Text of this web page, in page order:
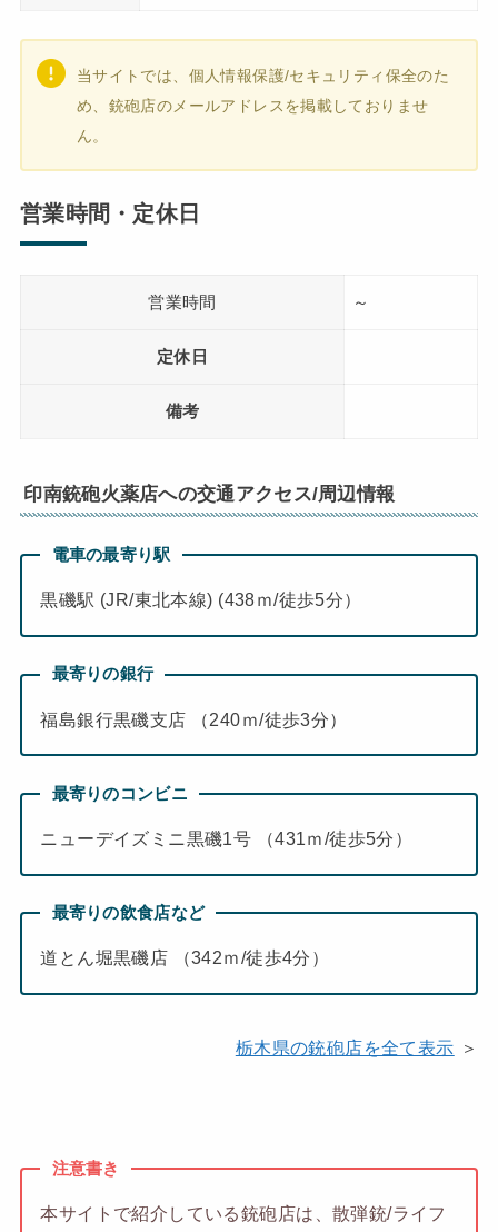
当サイトでは、個人情報保護/セキュリティ保全のた
め、銃砲店のメールアドレスを掲載しておりませ
ん。
営業時間・定休日
営業時間 ～
定休日
備考
印南銃砲火薬店への交通アクセス/周辺情報
電車の最寄り駅
黒磯駅 (JR/東北本線) (438ｍ/徒歩5分）
最寄りの銀行
福島銀行黒磯支店 （240ｍ/徒歩3分）
最寄りのコンビニ
ニューデイズミニ黒磯1号 （431ｍ/徒歩5分）
最寄りの飲食店など
道とん堀黒磯店 （342ｍ/徒歩4分）
栃木県の銃砲店を全て表示 ＞
注意書き
本サイトで紹介している銃砲店は、散弾銃/ライフ